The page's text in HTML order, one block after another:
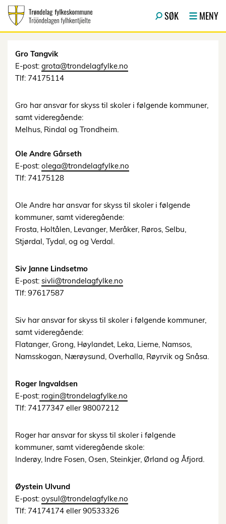
SØK MENY
Gro Tangvik
E-post: grota@trondelagfylke.no
Tlf: 74175114
Gro har ansvar for skyss til skoler i følgende kommuner,
samt videregående:
Melhus, Rindal og Trondheim.
Ole Andre Gårseth
E-post: olega@trondelagfylke.no
Tlf: 74175128
Ole Andre har ansvar for skyss til skoler i følgende
kommuner, samt videregående:
Frosta, Holtålen, Levanger, Meråker, Røros, Selbu,
Stjørdal, Tydal, og og Verdal.
Siv Janne Lindsetmo
E-post: sivli@trondelagfylke.no
Tlf: 97617587
Siv har ansvar for skyss til skoler i følgende kommuner,
samt videregående:
Flatanger, Grong, Høylandet, Leka, Lierne, Namsos,
Namsskogan, Nærøysund, Overhalla, Røyrvik og Snåsa.
Roger Ingvaldsen
E-post: rogin@trondelagfylke.no
Tlf: 74177347 eller 98007212
Roger har ansvar for skyss til skoler i følgende
kommuner, samt videregående skole:
Inderøy, Indre Fosen, Osen, Steinkjer, Ørland og Åfjord.
Øystein Ulvund
E-post: oysul@trondelagfylke.no
Tlf: 74174174 eller 90533326